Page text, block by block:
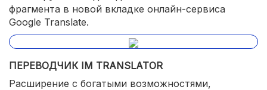
фрагмента в новой вкладке онлайн-сервиса
Google Translate.
ПЕРЕВОДЧИК IM TRANSLATOR
Расширение с богатыми возможностями,